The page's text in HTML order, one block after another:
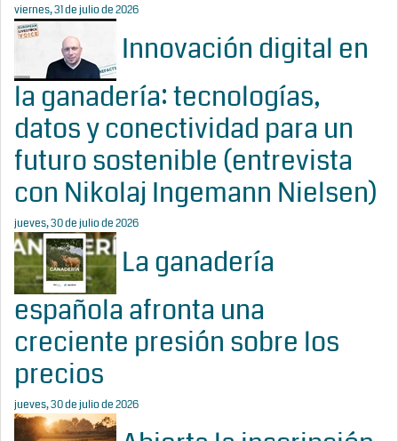
viernes, 31 de julio de 2026
Innovación digital en
la ganadería: tecnologías,
datos y conectividad para un
futuro sostenible (entrevista
con Nikolaj Ingemann Nielsen)
jueves, 30 de julio de 2026
La ganadería
española afronta una
creciente presión sobre los
precios
jueves, 30 de julio de 2026